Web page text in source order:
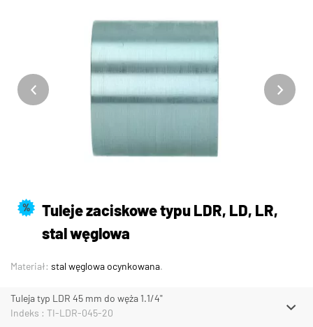
%
Tuleje zaciskowe typu LDR, LD, LR,
stal węglowa
Materiał: stal węglowa ocynkowana.
Tuleja typ LDR 45 mm do węża 1.1/4"
Indeks : TI-LDR-045-20